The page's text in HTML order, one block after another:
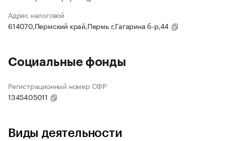
Адрес налоговой
614070,Пермский край,Пермь г,Гагарина б-р,44
Социальные фонды
Регистрационный номер СФР
1345405011
Виды деятельности